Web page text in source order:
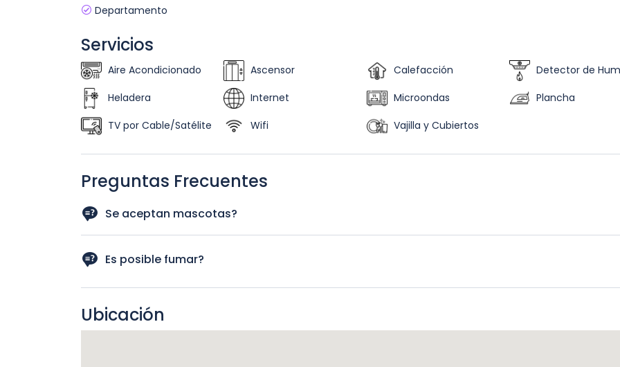
Departamento
Servicios
Aire Acondicionado Ascensor Calefacción
Detector de
Heladera
Internet Microondas
Plancha
TV por Cable/Satélite
Wifi Vajilla y Cubiertos
Preguntas Frecuentes
Se aceptan mascotas?
Es posible fumar?
No es posible fumar
Ubicación